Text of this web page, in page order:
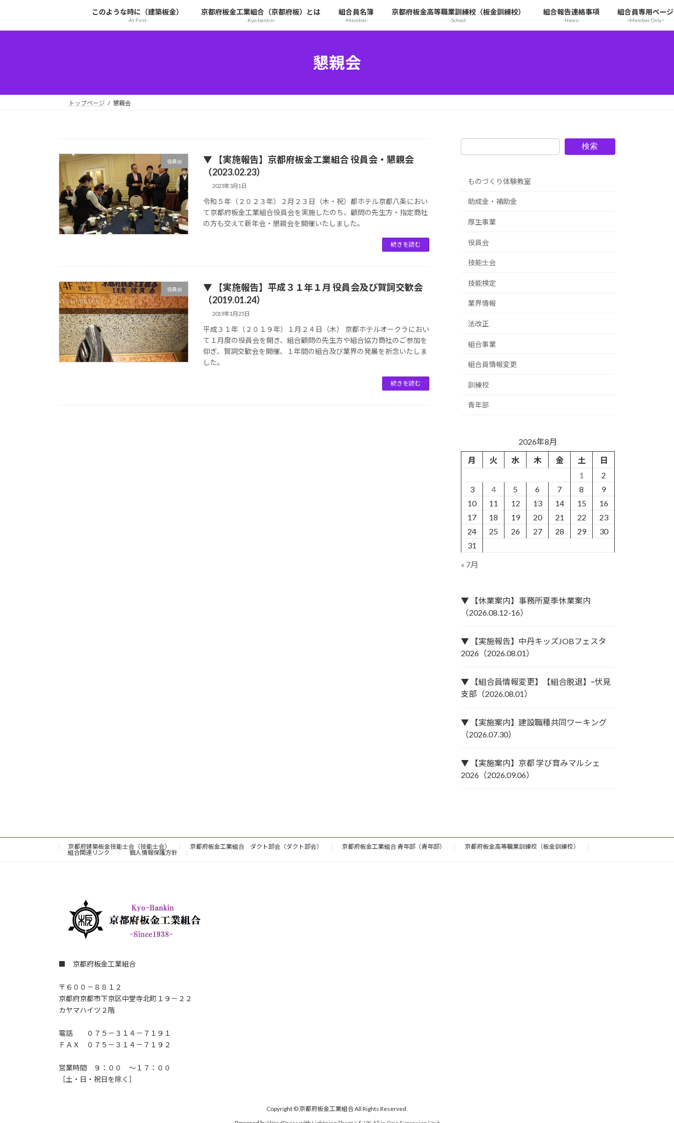
テ
ゲ
このような時に（建築板金）
-At First-
京都府板金工業組合（京都府板）とは
-Kyo-bankin-
組合員名簿
-Member-
京都府板金高等職業訓練校（板金訓練校）
-School-
組合報告連絡事項
-News-
組合員専用ページ
ｰMember Onlyｰ
懇親会
トップページ 懇親会
役員会
▼ 【実施報告】京都府板金工業組合 役員会・懇親会
（2023.02.23）
2023年3月1日
令和５年（２０２３年）２月２３日（木・祝）都ホテル京都八条におい
て京都府板金工業組合役員会を実施したのち、顧問の先生方・指定商社
の方も交えて新年会・懇親会を開催いたしました。
続きを読む
役員会
▼ 【実施報告】平成３１年１月 役員会及び賀詞交歓会
（2019.01.24）
2019年1月25日
平成３１年（２０１９年）１月２４日（木） 京都ホテルオークラにおい
て１月度の役員会を開き、組合顧問の先生方や組合協力商社のご参加を
仰ぎ、賀詞交歓会を開催、１年間の組合及び業界の発展を祈念いたしま
した。
続きを読む
検索
ものづくり体験教室
助成金・補助金
厚生事業
役員会
技能士会
技能検定
業界情報
法改正
組合事業
組合員情報変更
訓練校
青年部
2026年8月
月
火 水 木 金 土
日
1
2
3
4 5 6 7 8
9
10
11 12 13 14 15
16
17
18 19 20 21 22
23
24
25 26 27 28 29
30
31
« 7月
▼ 【休業案内】事務所夏季休業案内
（2026.08.12-16）
▼ 【実施報告】中丹キッズJOBフェスタ
2026（2026.08.01）
▼ 【組合員情報変更】【組合脱退】ｰ伏見
支部（2026.08.01）
▼ 【実施案内】建設職種共同ワーキング
（2026.07.30）
▼ 【実施案内】京都 学び育みマルシェ
2026（2026.09.06）
京都府建築板金技能士会（技能士会） 京都府板金工業組合 ダクト部会（ダクト部会） 京都府板金工業組合 青年部（青年部）
京都府板金高等職業訓練校（板金訓練校）
組合関連リンク
個人情報保護方針
■ 京都府板金工業組合
〒６００－８８１２
京都府京都市下京区中堂寺北町１９－２２
カヤマハイツ２階
電話 ０７５－３１４－７１９１
ＦＡＸ ０７５－３１４－７１９２
営業時間 ９：００ ～１７：００
［土・日・祝日を除く］
Copyright © 京都府板金工業組合 All Rights Reserved.